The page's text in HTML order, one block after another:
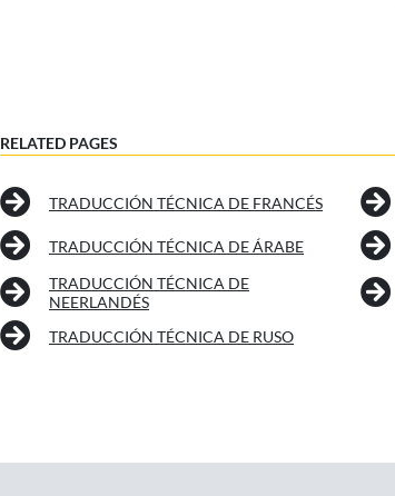
RELATED PAGES
TRADUCCIÓN TÉCNICA DE FRANCÉS
TRADUCCIÓN TÉCNICA DE ÁRABE
TRADUCCIÓN TÉCNICA DE
NEERLANDÉS
TRADUCCIÓN TÉCNICA DE RUSO